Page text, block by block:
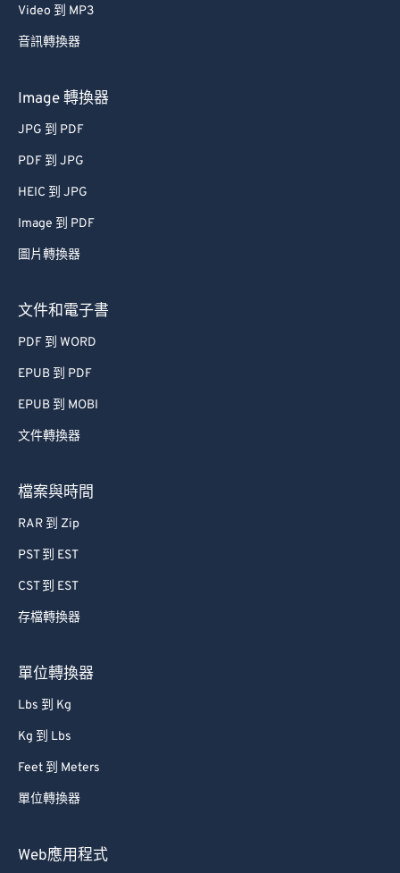
Video 到 MP3
音訊轉換器
Image 轉換器
JPG 到 PDF
PDF 到 JPG
HEIC 到 JPG
Image 到 PDF
圖片轉換器
文件和電子書
PDF 到 WORD
EPUB 到 PDF
EPUB 到 MOBI
文件轉換器
檔案與時間
RAR 到 Zip
PST 到 EST
CST 到 EST
存檔轉換器
單位轉換器
Lbs 到 Kg
Kg 到 Lbs
Feet 到 Meters
單位轉換器
Web應用程式